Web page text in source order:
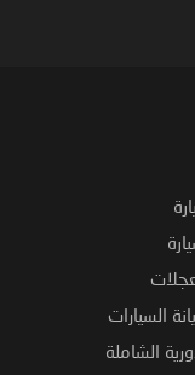
السيارات
الشاملة